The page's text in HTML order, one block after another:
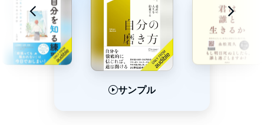
できるかぎり有意義な時間を過ごし、なるべく後悔せずに充実し
た人生を送るにはどうすればいいだろうか？
まさにこれこそが本書のメインテーマである。
【目次】
はじめに
序章 あなたは本当に時間を大切にしているか？
お金と時間のどちらをより多く持ちたいか？
サンプル